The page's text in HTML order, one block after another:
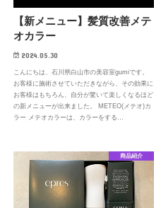
【新メニュー】髪質改善メテ
オカラー
2024.05.30
こんにちは、石川県白山市の美容室gumiです。
お客様に施術させていただきながら、その効果に
お客様はもちろん、自分が驚いて楽しくなるほど
の新メニューが出来ました。 METEO(メテオ)カ
ラー メテオカラーは、カラーをする…
商品紹介